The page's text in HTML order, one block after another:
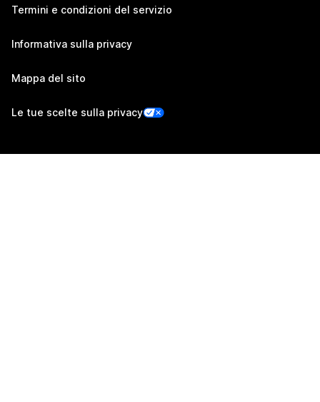
Termini e condizioni del servizio
Informativa sulla privacy
Mappa del sito
Le tue scelte sulla privacy